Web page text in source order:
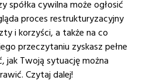
spółka cywilna może ogłosić
proces restrukturyzacyjny
i korzyści, a także na co
przeczytaniu zyskasz pełne
jak Twoją sytuację można
Czytaj dalej!